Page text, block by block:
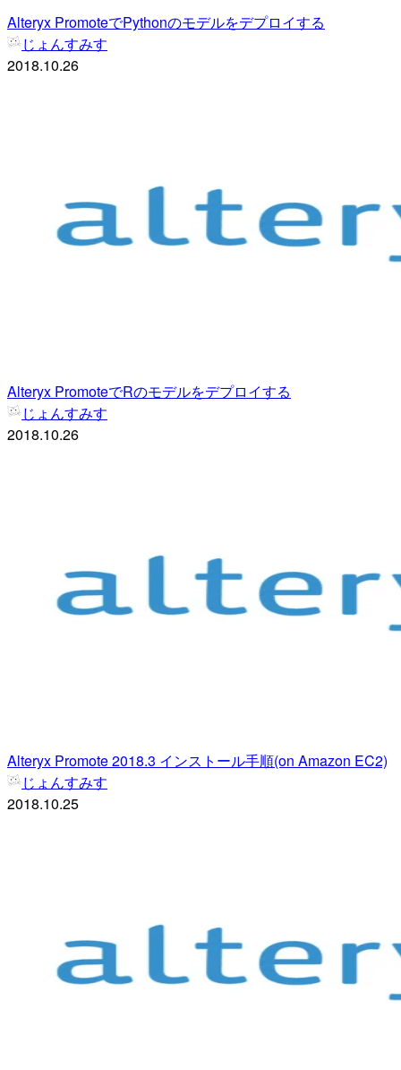
Alteryx PromoteでPythonのモデルをデプロイする
じょんすみす
2018.10.26
Alteryx PromoteでRのモデルをデプロイする
じょんすみす
2018.10.26
Alteryx Promote 2018.3 インストール手順(on Amazon EC2)
じょんすみす
2018.10.25